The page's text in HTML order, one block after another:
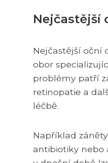
Nejčastější
Nejčastější oční
obor
problémy patří
retinopatie a
léčbě.
Například
antibiotiky nebo